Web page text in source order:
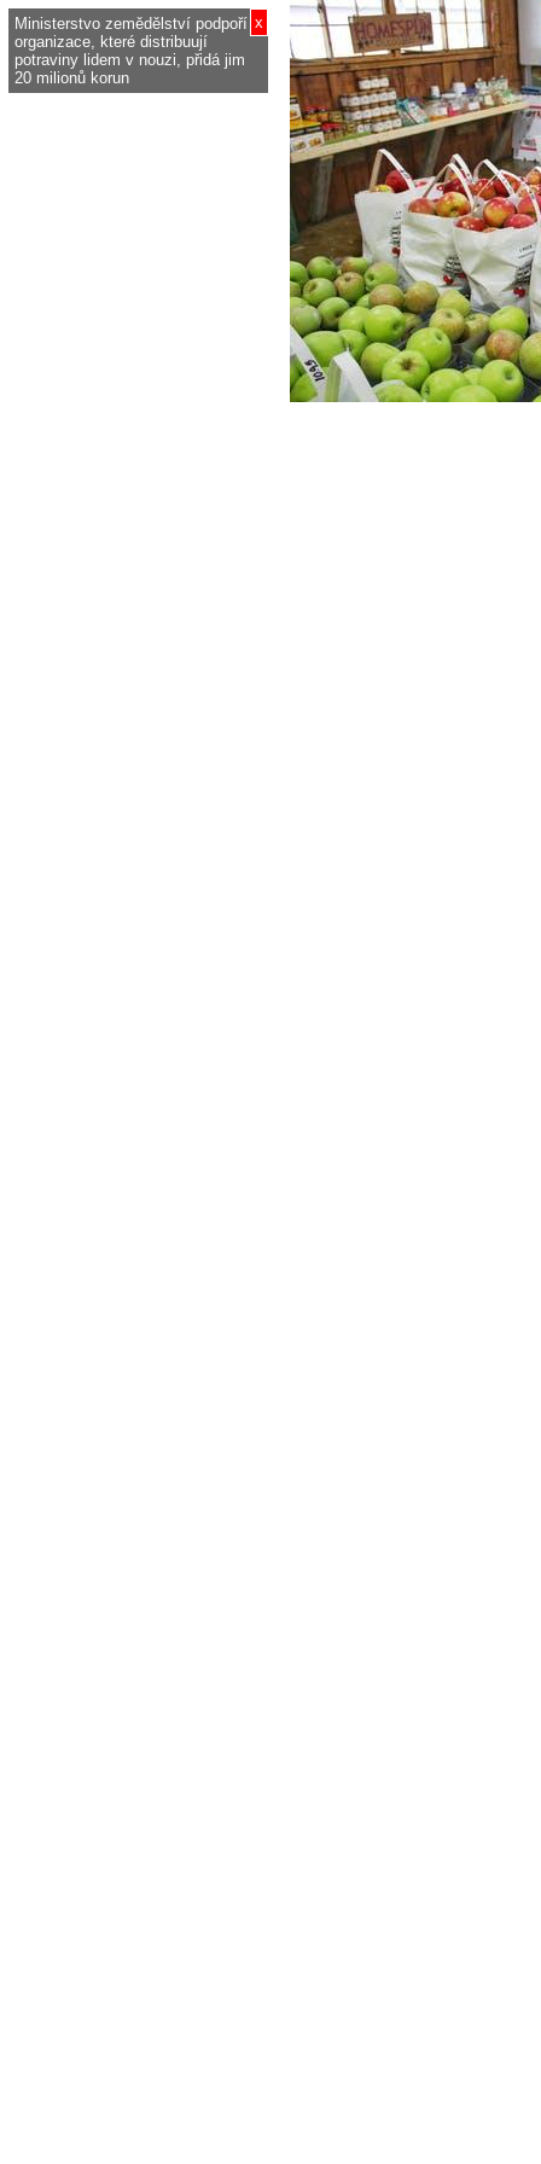
x
Ministerstvo zemědělství podpoří
organizace, které distribuují
potraviny lidem v nouzi, přidá jim
20 milionů korun